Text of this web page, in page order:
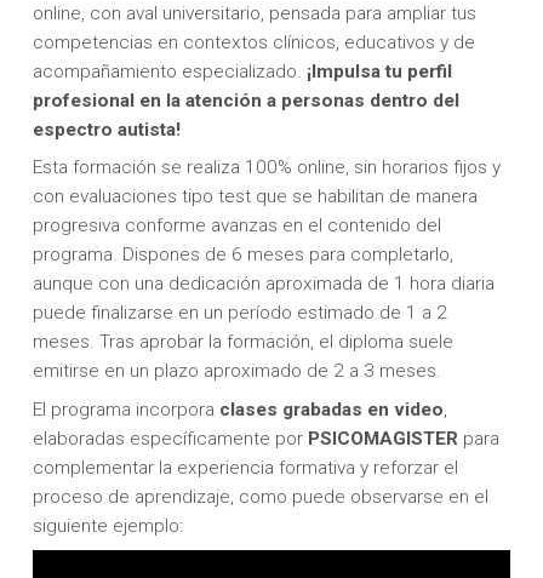
online, con aval universitario, pensada para ampliar tus
competencias en contextos clínicos, educativos y de
acompañamiento especializado. ¡Impulsa tu perfil
profesional en la atención a personas dentro del
espectro autista!
Esta formación se realiza 100% online, sin horarios fijos y
con evaluaciones tipo test que se habilitan de manera
progresiva conforme avanzas en el contenido del
programa. Dispones de 6 meses para completarlo,
aunque con una dedicación aproximada de 1 hora diaria
puede finalizarse en un período estimado de 1 a 2
meses. Tras aprobar la formación, el diploma suele
emitirse en un plazo aproximado de 2 a 3 meses.
El programa incorpora clases grabadas en video,
elaboradas específicamente por PSICOMAGISTERpara
complementar la experiencia formativa y reforzar el
proceso de aprendizaje, como puede observarse en el
siguiente ejemplo: